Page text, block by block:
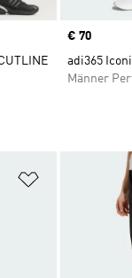
Price
€ 70
adi365
Männer
Zur